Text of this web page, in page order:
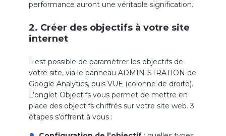
performance auront une véritable signification.
2. Créer des objectifs à votre site
internet
Il est possible de paramètrer les objectifs de
votre site, via le panneau ADMINISTRATION de
Google Analytics, puis VUE (colonne de droite).
L’onglet Objectifs vous permet de mettre en
place des objectifs chiffrés sur votre site web. 3
étapes s’offrent à vous :